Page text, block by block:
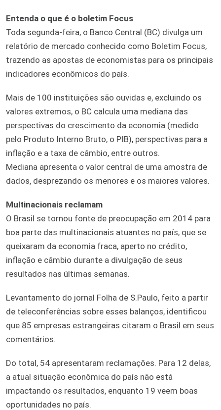
Entenda o que é o boletim Focus
Toda segunda-feira, o Banco Central (BC) divulga um
relatório de mercado conhecido como Boletim Focus,
trazendo as apostas de economistas para os principais
indicadores econômicos do país.
Mais de 100 instituições são ouvidas e, excluindo os
valores extremos, o BC calcula uma mediana das
perspectivas do crescimento da economia (medido
pelo Produto Interno Bruto, o PIB), perspectivas para a
inflação e a taxa de câmbio, entre outros.
Mediana apresenta o valor central de uma amostra de
dados, desprezando os menores e os maiores valores.
Multinacionais reclamam
O Brasil se tornou fonte de preocupação em 2014 para
boa parte das multinacionais atuantes no país, que se
queixaram da economia fraca, aperto no crédito,
inflação e câmbio durante a divulgação de seus
resultados nas últimas semanas.
Levantamento do jornal Folha de S.Paulo, feito a partir
de teleconferências sobre esses balanços, identificou
que 85 empresas estrangeiras citaram o Brasil em seus
comentários.
Do total, 54 apresentaram reclamações. Para 12 delas,
a atual situação econômica do país não está
impactando os resultados, enquanto 19 veem boas
oportunidades no país.